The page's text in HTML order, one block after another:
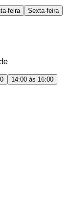
feira
Sexta-feira
14:00 às 16:00